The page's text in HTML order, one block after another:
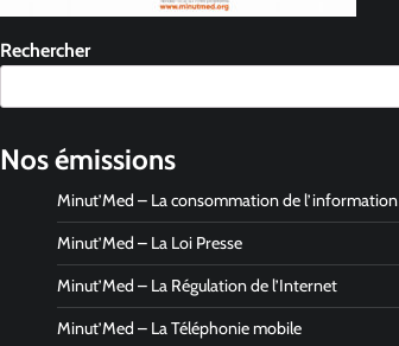
Rechercher
Nos émissions
Minut’Med – La consommation de l’information
Minut’Med – La Loi Presse
Minut’Med – La Régulation de l’Internet
Minut’Med – La Téléphonie mobile